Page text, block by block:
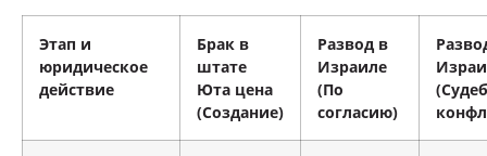
Этап и
юридическое
действие
Брак в
штате
Юта цена
(Создание)
Развод в
Израиле
(По
согласию)